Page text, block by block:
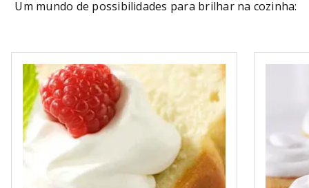
Um mundo de possibilidades para brilhar na cozinha: